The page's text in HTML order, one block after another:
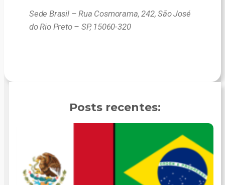
Sede Brasil – Rua Cosmorama, 242, São José
do Rio Preto – SP, 15060-320
Posts recentes: